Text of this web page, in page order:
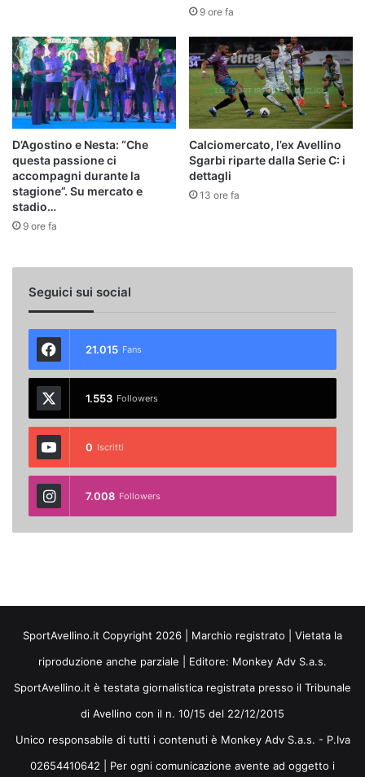
9 ore fa
D’Agostino e Nesta: “Che
questa passione ci
accompagni durante la
stagione”. Su mercato e
stadio…
9 ore fa
Calciomercato, l’ex Avellino
Sgarbi riparte dalla Serie C: i
dettagli
13 ore fa
Seguici sui social
21.015 Fans
1.553 Followers
0 Iscritti
7.008 Followers
SportAvellino.it Copyright 2026 | Marchio registrato | Vietata la
riproduzione anche parziale | Editore: Monkey Adv S.a.s.
SportAvellino.it è testata giornalistica registrata presso il Tribunale
di Avellino con il n. 10/15 del 22/12/2015
Unico responsabile di tutti i contenuti è Monkey Adv S.a.s. - P.Iva
02654410642 | Per ogni comunicazione avente ad oggetto i